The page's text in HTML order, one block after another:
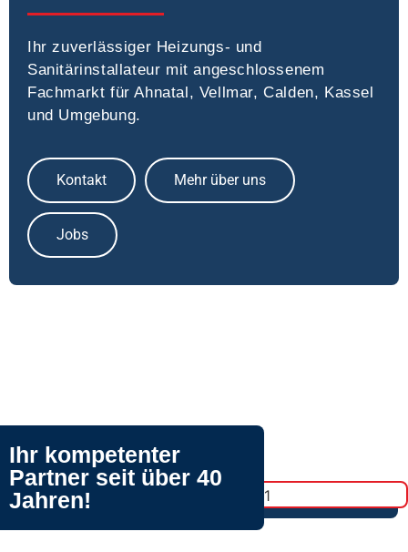
Ihr zuverlässiger Heizungs- und
Sanitärinstallateur mit angeschlossenem
Fachmarkt für Ahnatal, Vellmar, Calden, Kassel
und Umgebung.
Kontakt Mehr über uns
Jobs
Ihr kompetenter
Partner seit über 40
Jahren!